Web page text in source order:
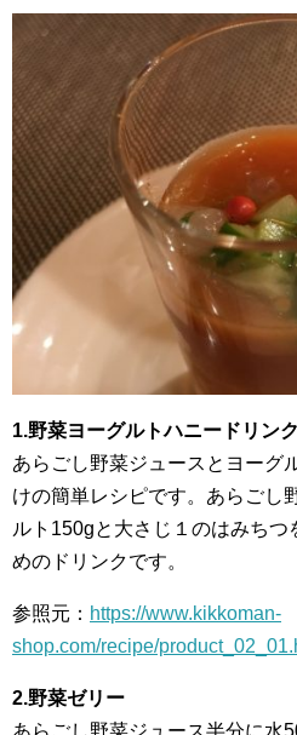
1.野菜ヨーグルトハニードリンク
あらごし野菜ジュースとヨーグ
けの簡単レシピです。あらごし
ルト150gと大さじ１のはみち
めのドリンクです。
参照元： https://www.kikkoman-
shop.com/recipe/
2.野菜ゼリー
あらごし野菜ジュース半分に水